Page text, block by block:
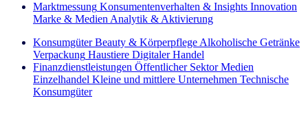
Marktmessung Konsumentenverhalten & Insights Innovation
Marke & Medien Analytik & Aktivierung
Konsumgüter Beauty & Körperpflege Alkoholische Getränke
Verpackung Haustiere Digitaler Handel
Finanzdienstleistungen Öffentlicher Sektor Medien
Einzelhandel Kleine und mittlere Unternehmen Technische
Konsumgüter